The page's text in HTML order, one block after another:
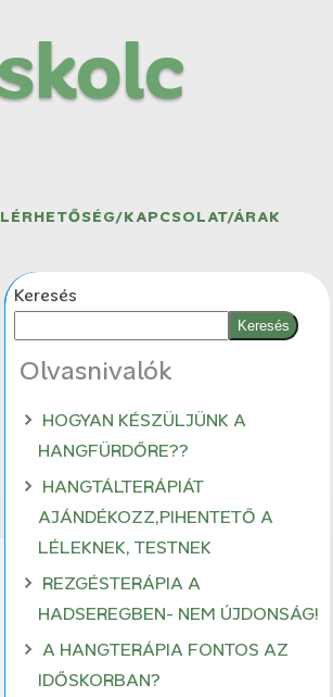
KAPCSOLAT/ÁRAK
Keresés
Keresés
Olvasnivalók
HOGYAN KÉSZÜLJÜNK A
HANGFÜRDŐRE??
HANGTÁLTERÁPIÁT
AJÁNDÉKOZZ,PIHENTETŐ A
LÉLEKNEK, TESTNEK
REZGÉSTERÁPIA A
HADSEREGBEN- NEM ÚJDONSÁG!
A HANGTERÁPIA FONTOS AZ
IDŐSKORBAN?